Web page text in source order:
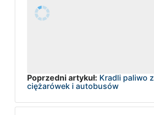
Poprzedni artykuł: Kradli paliwo z
ciężarówek i autobusów